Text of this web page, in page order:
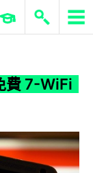
ERP 與商業 AI
費 7-WiFi